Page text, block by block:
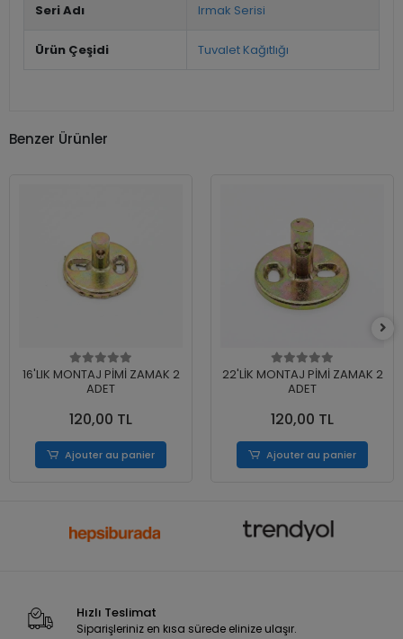
Seri Adı Irmak Serisi
Ürün Çeşidi Tuvalet Kağıtlığı
Benzer Ürünler
16'LIK MONTAJ PİMİ ZAMAK 2
ADET
120,00 TL
Ajouter au panier
22'LİK MONTAJ PİMİ ZAMAK 2
ADET
120,00 TL
Ajouter au panier
Hızlı Teslimat
Siparişleriniz en kısa sürede elinize ulaşır.